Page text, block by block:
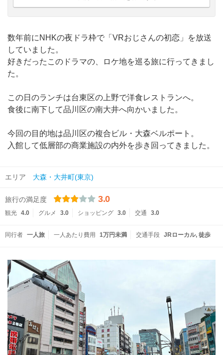
数年前にNHKの夜ドラ枠で「VRおじさんの初恋」を放送
していました。
好きだったこのドラマの、ロケ地を巡る旅に行ってきまし
た。
この日のランチは台東区の上野で洋食レストランへ。
食後に南下して品川区の南大井へ向かいました。
今回の目的地は品川区の複合ビル・大森ベルポート。
入館して低層部の商業施設の内外を歩き回ってきました。
エリア 大森・大井町(東京)
旅行の満足度 3.0
観光 4.0 グルメ 3.0 ショッピング 3.0 交通 3.0
同行者 一人旅 一人あたり費用 1万円未満 交通手段 JRローカル 徒歩